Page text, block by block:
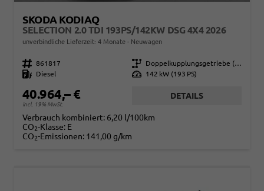
SKODA KODIAQ
SELECTION 2.0 TDI 193PS/142KW DSG 4X4 2026
unverbindliche Lieferzeit: 4 Monate Neuwagen
Fahrzeugnr. 861817 Getriebe
Kraftstoff
Diesel Leistung 142 kW (193 PS)
40.964,– €
incl. 19% MwSt.
DETAILS
Verbrauch kombiniert: 6,20 l/100km
CO2-Klasse: E
CO2-Emissionen: 141,00 g/km